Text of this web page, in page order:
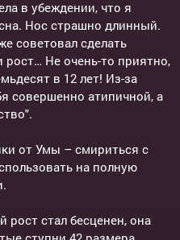
в убеждении, что я
Нос страшно длинный.
советовал сделать
Не очень-то приятно,
в 12 лет! Из-за
совершенно атипичной, а
от Умы – смириться с
на полную
стал бесценен, она